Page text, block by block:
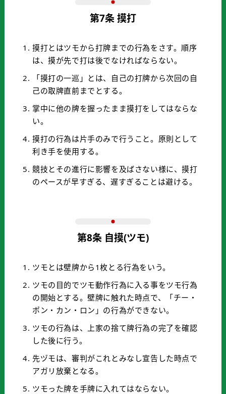
第7条 摸打
摸打とはツモから打牌までの行為をさす。順序
は、摸が先で打は後でなければならない。
「摸打の一巡」とは、自己の打牌から次回の自
己の取牌直前までとする。
掌中に他の牌を握ったまま摸打をしてはならな
い。
摸打の行為は片手のみで行うこと。原則として
利き手を使用する。
競技とその進行に影響を及ばさない様に、摸打
のペースが早すぎる、遅すぎることは避ける。
第8条 自摸(ツモ)
ツモとは壁牌から1枚とる行為をいう。
ツモの目的でツモ動作行為に入る事をツモ行為
の開始とする。壁牌に触れた時点で、「チー・
ポン・カン・ロン」の行為ができない。
ツモの行為は、上家の捨て牌行為の完了を確認
した後に行う。
先ヅモは、審判がこれとみなし宣告した時点で
アガリ放棄となる。
ツモった牌を手牌に入れてはならない。